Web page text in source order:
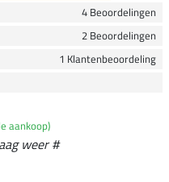
4 Beoordelingen
2 Beoordelingen
1 Klantenbeoordeling
aankoop)
weer #